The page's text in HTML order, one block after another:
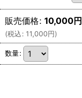
販売価格: 10,000円
(税込: 11,000円)
数量: